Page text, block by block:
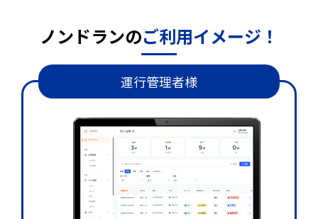
ノンドランのご利用イメージ！
運行管理者様